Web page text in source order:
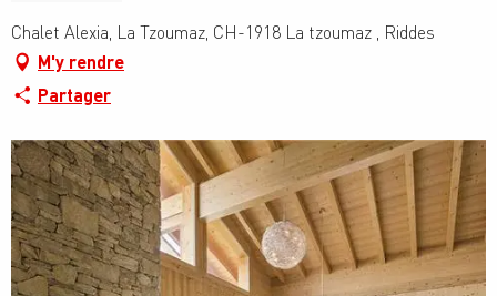
Chalet Alexia, La Tzoumaz, CH-1918 La tzoumaz , Riddes
M'y rendre
Partager